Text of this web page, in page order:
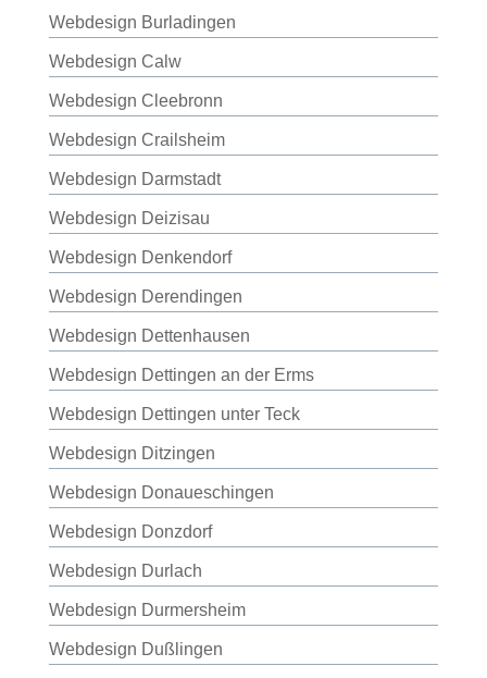
Webdesign Burladingen
Webdesign Calw
Webdesign Cleebronn
Webdesign Crailsheim
Webdesign Darmstadt
Webdesign Deizisau
Webdesign Denkendorf
Webdesign Derendingen
Webdesign Dettenhausen
Webdesign Dettingen an der Erms
Webdesign Dettingen unter Teck
Webdesign Ditzingen
Webdesign Donaueschingen
Webdesign Donzdorf
Webdesign Durlach
Webdesign Durmersheim
Webdesign Dußlingen